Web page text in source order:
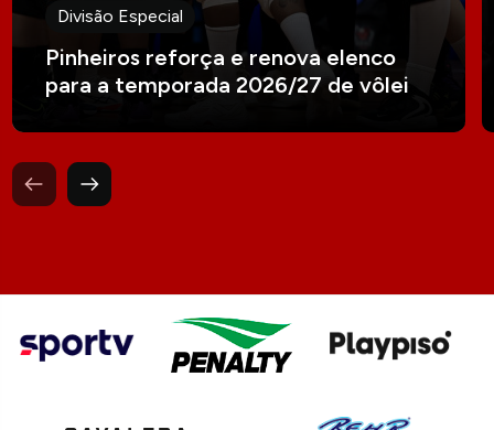
Divisão Especial
Pinheiros reforça e renova elenco
para a temporada 2026/27 de vôlei